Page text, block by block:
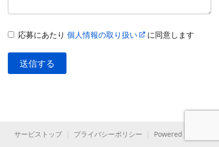
応募にあたり 個人情報の取り扱い に同意します
送信する
サービストップ | プライバシーポリシー | Powered by HERP